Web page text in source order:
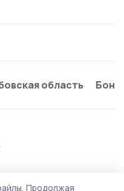
область
Продолжая